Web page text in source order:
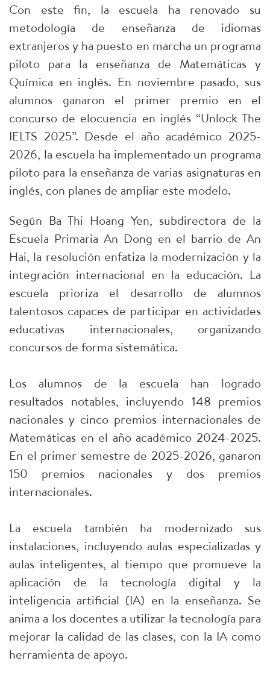
Con este fin, la escuela ha renovado su
metodología de enseñanza de idiomas
extranjeros y ha puesto en marcha un programa
piloto para la enseñanza de Matemáticas y
Química en inglés. En noviembre pasado, sus
alumnos ganaron el primer premio en el
concurso de elocuencia en inglés “Unlock The
IELTS 2025”. Desde el año académico 2025-
2026, la escuela ha implementado un programa
piloto para la enseñanza de varias asignaturas en
inglés, con planes de ampliar este modelo.
Según Ba Thi Hoang Yen, subdirectora de la
Escuela Primaria An Dong en el barrio de An
Hai, la resolución enfatiza la modernización y la
integración internacional en la educación. La
escuela prioriza el desarrollo de alumnos
talentosos capaces de participar en actividades
educativas internacionales, organizando
concursos de forma sistemática.
Los alumnos de la escuela han logrado
resultados notables, incluyendo 148 premios
nacionales y cinco premios internacionales de
Matemáticas en el año académico 2024-2025.
En el primer semestre de 2025-2026, ganaron
150 premios nacionales y dos premios
internacionales.
La escuela también ha modernizado sus
instalaciones, incluyendo aulas especializadas y
aulas inteligentes, al tiempo que promueve la
aplicación de la tecnología digital y la
inteligencia artificial (IA) en la enseñanza. Se
anima a los docentes a utilizar la tecnología para
mejorar la calidad de las clases, con la IA como
herramienta de apoyo.